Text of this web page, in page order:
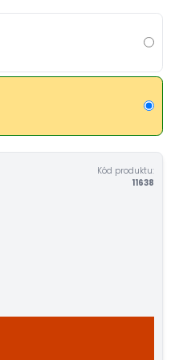
Kód produktu:
11638